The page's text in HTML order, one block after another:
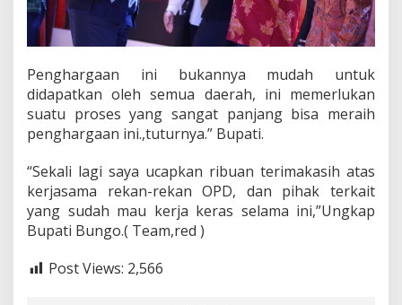
Penghargaan ini bukannya mudah untuk
didapatkan oleh semua daerah, ini memerlukan
suatu proses yang sangat panjang bisa meraih
penghargaan ini.,tuturnya.” Bupati.
“Sekali lagi saya ucapkan ribuan terimakasih atas
kerjasama rekan-rekan OPD, dan pihak terkait
yang sudah mau kerja keras selama ini,”Ungkap
Bupati Bungo.( Team,red )
Post Views: 2,566